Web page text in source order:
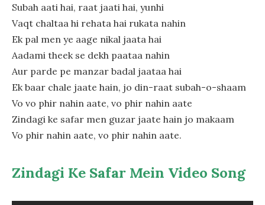
Subah aati hai, raat jaati hai, yunhi
Vaqt chaltaa hi rehata hai rukata nahin
Ek pal men ye aage nikal jaata hai
Aadami theek se dekh paataa nahin
Aur parde pe manzar badal jaataa hai
Ek baar chale jaate hain, jo din-raat subah-o-shaam
Vo vo phir nahin aate, vo phir nahin aate
Zindagi ke safar men guzar jaate hain jo makaam
Vo phir nahin aate, vo phir nahin aate.
Zindagi Ke Safar Mein Video Song